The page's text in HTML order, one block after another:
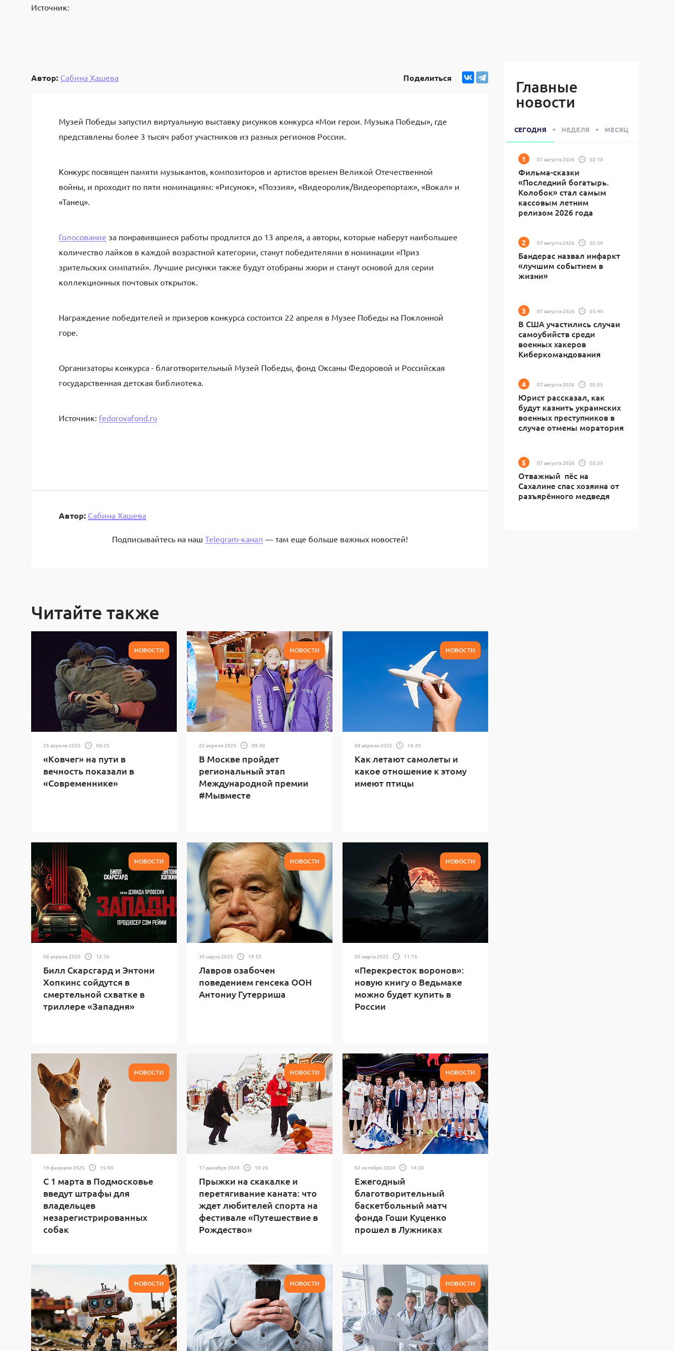
Источник:
Автор: Сабина Хашева Поделиться
Музей Победы запустил виртуальную выставку рисунков конкурса «Мои герои. Музыка Победы», где
представлены более 3 тысяч работ участников из разных регионов России.
Конкурс посвящен памяти музыкантов, композиторов и артистов времен Великой Отечественной
войны, и проходит по пяти номинациям: «Рисунок», «Поэзия», «Видеоролик/Видеорепортаж», «Вокал» и
«Танец».
Голосование за понравившиеся работы продлится до 13 апреля, а авторы, которые наберут наибольшее
количество лайков в каждой возрастной категории, станут победителями в номинации «Приз
зрительских симпатий». Лучшие рисунки также будут отобраны жюри и станут основой для серии
коллекционных почтовых открыток.
Награждение победителей и призеров конкурса состоится 22 апреля в Музее Победы на Поклонной
горе.
Организаторы конкурса - благотворительный Музей Победы, фонд Оксаны Федоровой и Российская
государственная детская библиотека.
Источник: fedorovafond.ru
Автор: Сабина Хашева
Подписывайтесь на наш Telegram-канал — там еще больше важных новостей!
Читайте также
НОВОСТИ
25 апреля 2025 00:25
«Ковчег» на пути в
вечность показали в
«Современнике»
НОВОСТИ
22 апреля 2025 09:30
В Москве пройдет
региональный этап
Международной премии
#Мывместе
НОВОСТИ
08 апреля 2025 14:20
Как летают самолеты и
какое отношение к этому
имеют птицы
НОВОСТИ
08 апреля 2025 12:10
Билл Скарсгард и Энтони
Хопкинс сойдутся в
смертельной схватке в
триллере «Западня»
НОВОСТИ
30 марта 2025 19:55
Лавров озабочен
поведением генсека ООН
Антониу Гутерриша
НОВОСТИ
05 марта 2025 11:15
«Перекресток воронов»:
новую книгу о Ведьмаке
можно будет купить в
России
НОВОСТИ
19 февраля 2025 15:00
С 1 марта в Подмосковье
введут штрафы для
владельцев
незарегистрированных
собак
НОВОСТИ
17 декабря 2024 10:20
Прыжки на скакалке и
перетягивание каната: что
ждет любителей спорта на
фестивале «Путешествие в
Рождество»
НОВОСТИ
02 октября 2024 14:20
Ежегодный
благотворительный
баскетбольный матч
фонда Гоши Куценко
прошел в Лужниках
НОВОСТИ НОВОСТИ НОВОСТИ
Главные
новости
СЕГОДНЯ НЕДЕЛЯ МЕСЯЦ
07 августа 2026 02:10
Фильма-сказки
«Последний богатырь.
Колобок» стал самым
кассовым летним
релизом 2026 года
07 августа 2026 02:50
Бандерас назвал инфаркт
«лучшим событием в
жизни»
07 августа 2026 03:40
В США участились случаи
самоубийств среди
военных хакеров
Киберкомандования
07 августа 2026 05:05
Юрист рассказал, как
будут казнить украинских
военных преступников в
случае отмены моратория
07 августа 2026 05:55
Отважный пёс на
Сахалине спас хозяина от
разъярённого медведя